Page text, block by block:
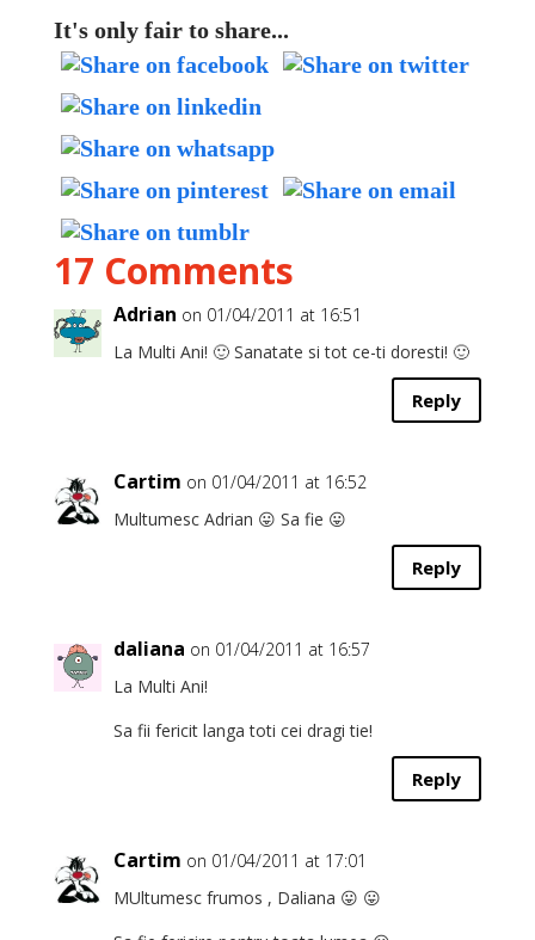
It's only fair to share...
17 Comments
Adrian on 01/04/2011 at 16:51
La Multi Ani! 🙂 Sanatate si tot ce-ti doresti! 🙂
Reply
Cartim on 01/04/2011 at 16:52
Multumesc Adrian 😛 Sa fie 😛
Reply
daliana on 01/04/2011 at 16:57
La Multi Ani!
Sa fii fericit langa toti cei dragi tie!
Reply
Cartim on 01/04/2011 at 17:01
MUltumesc frumos , Daliana 😛 😛